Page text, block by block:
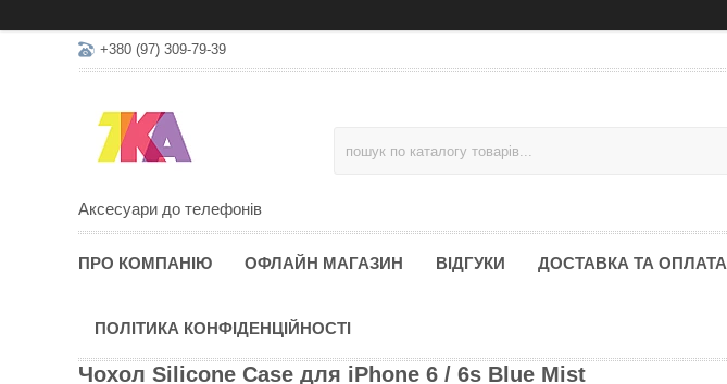
+380 (97) 309-79-39
Аксесуари до телефонів
ПРО КОМПАНІЮ ОФЛАЙН МАГАЗИН ВІДГУКИ ДОСТАВКА ТА ОПЛАТА
ПОЛІТИКА КОНФІДЕНЦІЙНОСТІ
Чохол Silicone Case для iPhone 6 / 6s Blue Mist